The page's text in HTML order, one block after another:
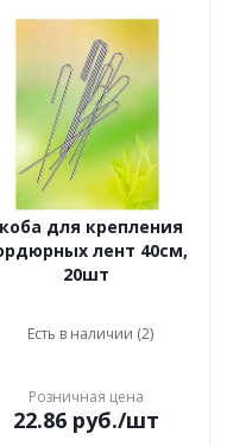
для крепления
лент 40см,
20шт
Есть в наличии (2)
Розничная цена
22.86руб./шт